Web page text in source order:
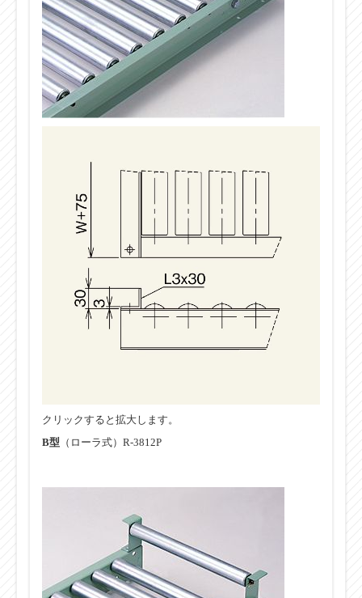
クリックすると拡大します。
B型 （ローラ式）R-3812P